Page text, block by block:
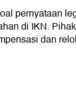
pernyataan
di IKN.
dan